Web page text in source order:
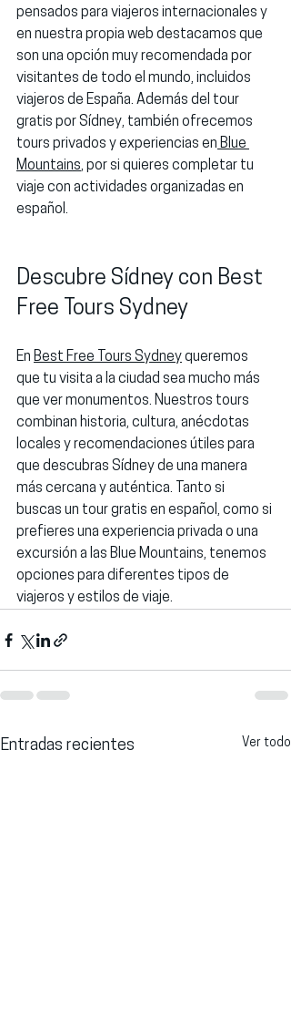
pensados para viajeros internacionales y
en nuestra propia web destacamos que
son una opción muy recomendada por
visitantes de todo el mundo, incluidos
viajeros de España. Además del tour
gratis por Sídney, también ofrecemos
tours privados y experiencias en Blue
Mountains, por si quieres completar tu
viaje con actividades organizadas en
español.
Descubre Sídney con Best
Free Tours Sydney
En Best Free Tours Sydney queremos
que tu visita a la ciudad sea mucho más
que ver monumentos. Nuestros tours
combinan historia, cultura, anécdotas
locales y recomendaciones útiles para
que descubras Sídney de una manera
más cercana y auténtica. Tanto si
buscas un tour gratis en español, como si
prefieres una experiencia privada o una
excursión a las Blue Mountains, tenemos
opciones para diferentes tipos de
viajeros y estilos de viaje.
Entradas recientes Ver todo